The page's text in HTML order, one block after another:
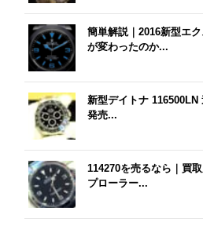
簡単解説｜2016新型エ
が変わったのか...
新型デイトナ 116500LN
発売...
114270を売るなら｜買
プローラー...